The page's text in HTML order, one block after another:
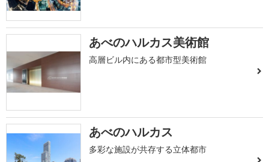
あべのハルカス美術館
高層ビル内にある都市型美術館
あべのハルカス
多彩な施設が共存する立体都市